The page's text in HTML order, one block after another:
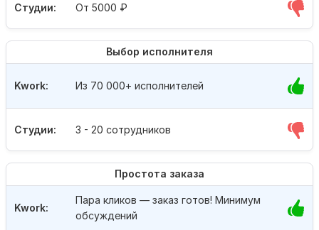
Студии: От 5000 ₽
Выбор исполнителя
Студии: 3 - 20 сотрудников
Kwork: Из 70 000+ исполнителей
Простота заказа
Kwork:
Пара кликов — заказ готов! Минимум
обсуждений